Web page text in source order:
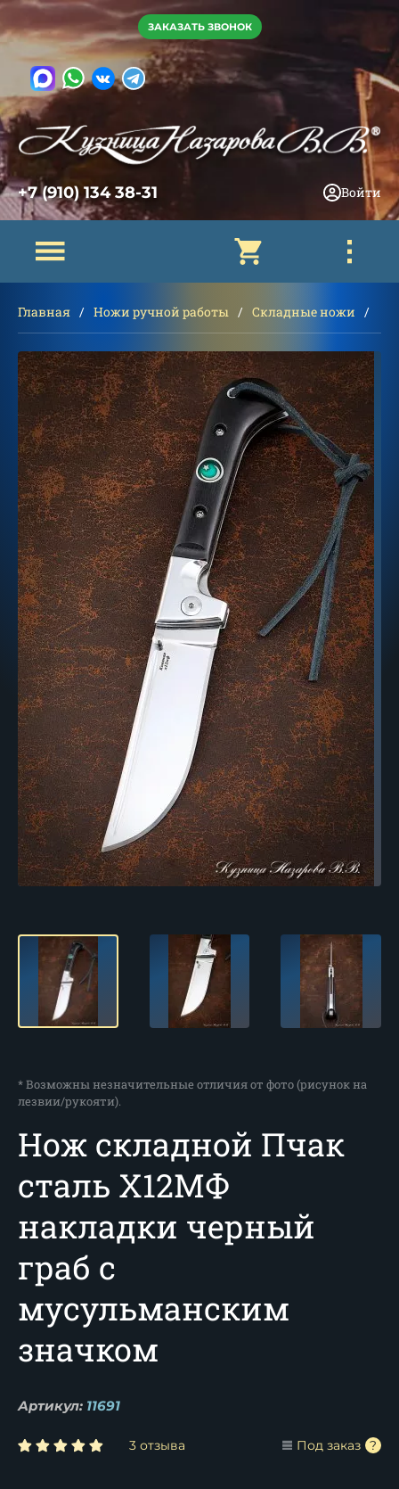
ЗАКАЗАТЬ ЗВОНОК
+7 (910) 134 38-31 Войти
Главная Ножи ручной работы Складные ножи
* Возможны незначительные отличия от фото (рисунок на
лезвии/рукояти).
Нож складной Пчак
сталь Х12МФ
накладки черный
граб с
мусульманским
значком
Артикул: 11691
3 отзыва Под заказ